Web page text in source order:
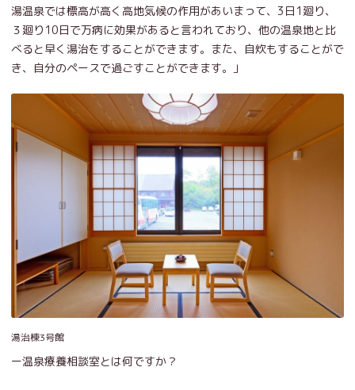
湯温泉では標高が高く高地気候の作用があいまって、3日1廻り、
３廻り10日で万病に効果があると言われており、他の温泉地と比
べると早く湯治をすることができます。また、自炊もすることがで
き、自分のペースで過ごすことができます。」
湯治棟3号館
ー温泉療養相談室とは何ですか？